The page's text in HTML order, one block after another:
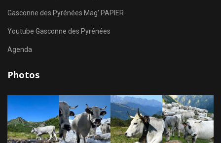
Gasconne des Pyrénées Mag' PAPIER
Youtube Gasconne des Pyrénées
Agenda
Photos